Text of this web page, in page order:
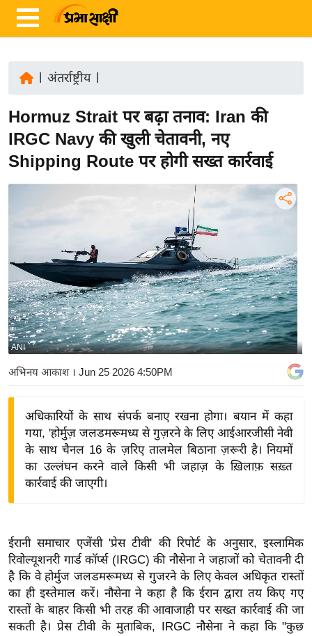
ज़ा
ख
ब
र
त
र्रा
ष्ट्री
य
बि
ज़
ने
द्यो
वि
शे
ष
ज्ञ
रा
य
अंतर्राष्ट्रीय|
Hormuz Strait पर बढ़ा तनाव: Iran की
IRGC Navy की खुली चेतावनी, नए
Shipping Route पर होगी सख्त कार्रवाई
ANI
अभिनय आकाश। Jun 25 2026 4:50PM
अधिकारियों के साथ संपर्क बनाए रखना होगा। बयान में कहा
गया, 'होर्मुज़ जलडमरूमध्य से गुज़रने के लिए आईआरजीसी नेवी
के साथ चैनल 16 के ज़रिए तालमेल बिठाना ज़रूरी है। नियमों
का उल्लंघन करने वाले किसी भी जहाज़ के ख़िलाफ़ सख़्त
कार्रवाई की जाएगी।
ईरानी समाचार एजेंसी 'प्रेस टीवी' की रिपोर्ट के अनुसार, इस्लामिक
रिवोल्यूशनरी गार्ड कॉर्प्स (IRGC) की नौसेना ने जहाजों को चेतावनी दी
है कि वे होर्मुज जलडमरूमध्य से गुजरने के लिए केवल अधिकृत रास्तों
का ही इस्तेमाल करें। नौसेना ने कहा है कि ईरान द्वारा तय किए गए
रास्तों के बाहर किसी भी तरह की आवाजाही पर सख्त कार्रवाई की जा
सकती है। प्रेस टीवी के मुताबिक, IRGC नौसेना ने कहा कि "कुछ